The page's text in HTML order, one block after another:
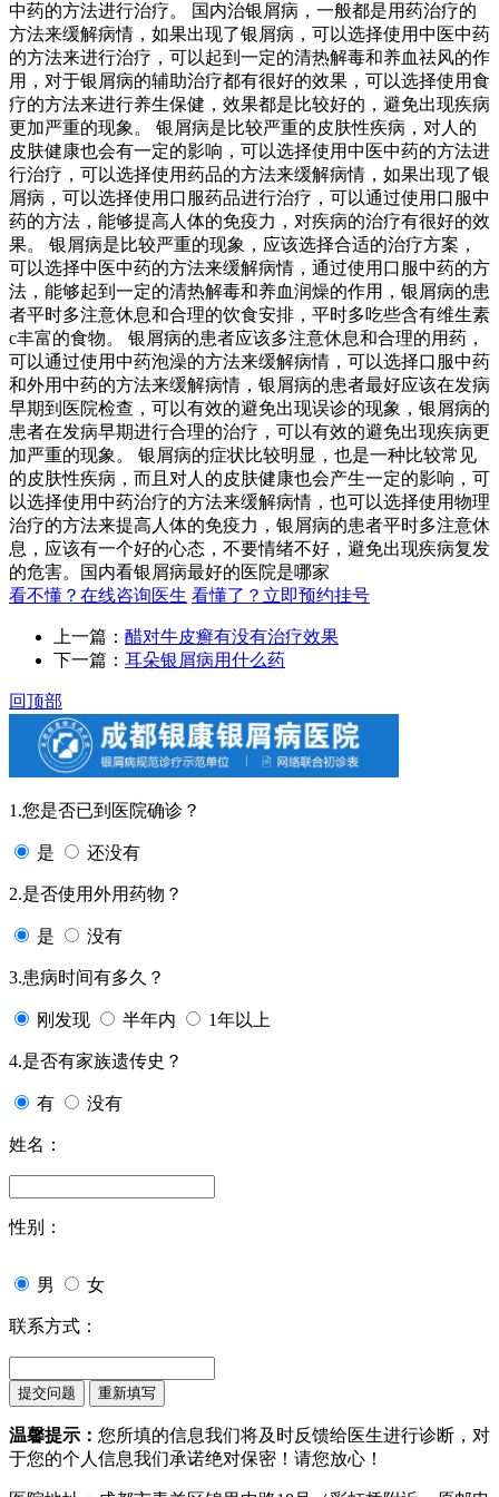
中药的方法进行治疗。 国内治银屑病，一般都是用药治疗的
方法来缓解病情，如果出现了银屑病，可以选择使用中医中药
的方法来进行治疗，可以起到一定的清热解毒和养血祛风的作
用，对于银屑病的辅助治疗都有很好的效果，可以选择使用食
疗的方法来进行养生保健，效果都是比较好的，避免出现疾病
更加严重的现象。 银屑病是比较严重的皮肤性疾病，对人的
皮肤健康也会有一定的影响，可以选择使用中医中药的方法进
行治疗，可以选择使用药品的方法来缓解病情，如果出现了银
屑病，可以选择使用口服药品进行治疗，可以通过使用口服中
药的方法，能够提高人体的免疫力，对疾病的治疗有很好的效
果。 银屑病是比较严重的现象，应该选择合适的治疗方案，
可以选择中医中药的方法来缓解病情，通过使用口服中药的方
法，能够起到一定的清热解毒和养血润燥的作用，银屑病的患
者平时多注意休息和合理的饮食安排，平时多吃些含有维生素
c丰富的食物。 银屑病的患者应该多注意休息和合理的用药，
可以通过使用中药泡澡的方法来缓解病情，可以选择口服中药
和外用中药的方法来缓解病情，银屑病的患者最好应该在发病
早期到医院检查，可以有效的避免出现误诊的现象，银屑病的
患者在发病早期进行合理的治疗，可以有效的避免出现疾病更
加严重的现象。 银屑病的症状比较明显，也是一种比较常见
的皮肤性疾病，而且对人的皮肤健康也会产生一定的影响，可
以选择使用中药治疗的方法来缓解病情，也可以选择使用物理
治疗的方法来提高人体的免疫力，银屑病的患者平时多注意休
息，应该有一个好的心态，不要情绪不好，避免出现疾病复发
的危害。国内看银屑病最好的医院是哪家
看不懂？在线咨询医生 看懂了？立即预约挂号
上一篇： 醋对牛皮癣有没有治疗效果
下一篇： 耳朵银屑病用什么药
回顶部
1.您是否已到医院确诊？
是 还没有
2.是否使用外用药物？
是 没有
3.患病时间有多久？
刚发现 半年内 1年以上
4.是否有家族遗传史？
有 没有
姓名：
性别：
男 女
联系方式：
温馨提示： 您所填的信息我们将及时反馈给医生进行诊断，对
于您的个人信息我们承诺绝对保密！请您放心！